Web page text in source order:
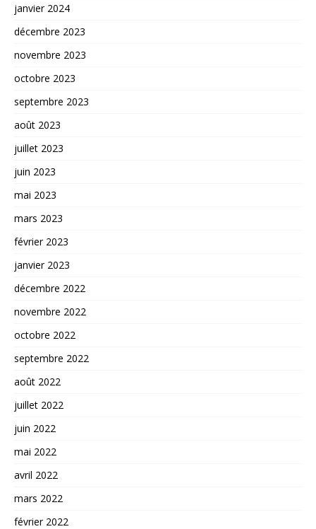
janvier 2024
décembre 2023
novembre 2023
octobre 2023
septembre 2023
août 2023
juillet 2023
juin 2023
mai 2023
mars 2023
février 2023
janvier 2023
décembre 2022
novembre 2022
octobre 2022
septembre 2022
août 2022
juillet 2022
juin 2022
mai 2022
avril 2022
mars 2022
février 2022